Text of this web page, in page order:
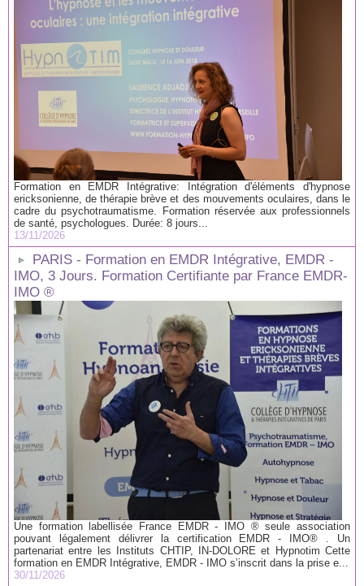
Formation en EMDR Intégrative: Intégration d'éléments d'hypnose
ericksonienne, de thérapie brève et des mouvements oculaires, dans le
cadre du psychotraumatisme. Formation réservée aux professionnels
de santé, psychologues. Durée: 8 jours...
13/11/2026
PARIS - Formation en EMDR Intégrative, EMDR -
IMO, 3 Jours. Formation Certifiante par France EMDR-
IMO ®
Une formation labellisée France EMDR - IMO ® seule association
pouvant légalement délivrer la certification EMDR - IMO® . Un
partenariat entre les Instituts CHTIP, IN-DOLORE et Hypnotim Cette
formation en EMDR Intégrative, EMDR - IMO s’inscrit dans la prise e...
30/11/2026